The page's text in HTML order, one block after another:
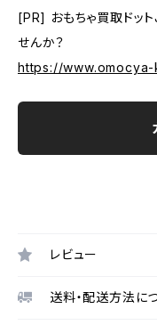
[PR] おもちゃ買取ドッ
せんか？
https://
レビュー
送料・配送方法に